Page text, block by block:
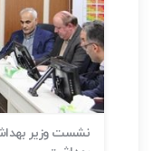
نشست وزیر